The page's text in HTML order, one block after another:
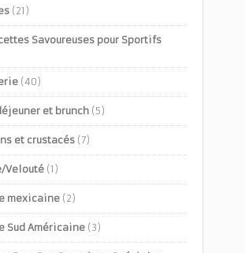
(21)
Savoureuses pour Sportifs
(40)
et brunch (5)
et crustacés (7)
Velouté (1)
mexicaine (2)
Sud Américaine (3)